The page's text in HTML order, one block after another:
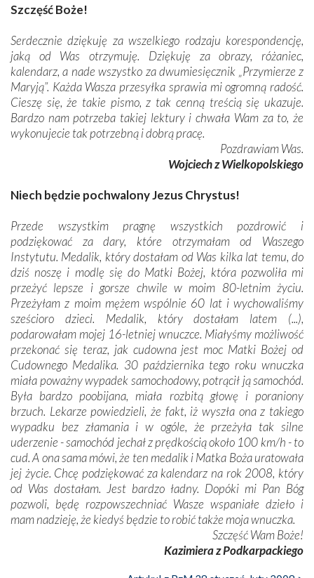
Szczęść Boże!
Serdecznie dziękuję za wszelkiego rodzaju korespondencję,
jaką od Was otrzymuję. Dziękuję za obrazy, różaniec,
kalendarz, a nade wszystko za dwumiesięcznik „Przymierze z
Maryją”. Każda Wasza przesyłka sprawia mi ogromną radość.
Cieszę się, że takie pismo, z tak cenną treścią się ukazuje.
Bardzo nam potrzeba takiej lektury i chwała Wam za to, że
wykonujecie tak potrzebną i dobrą pracę.
Pozdrawiam Was.
Wojciech z Wielkopolskiego
Niech będzie pochwalony Jezus Chrystus!
Przede wszystkim pragnę wszystkich pozdrowić i
podziękować za dary, które otrzymałam od Waszego
Instytutu. Medalik, który dostałam od Was kilka lat temu, do
dziś noszę i modlę się do Matki Bożej, która pozwoliła mi
przeżyć lepsze i gorsze chwile w moim 80-letnim życiu.
Przeżyłam z moim mężem wspólnie 60 lat i wychowaliśmy
sześcioro dzieci. Medalik, który dostałam latem (...),
podarowałam mojej 16-letniej wnuczce. Miałyśmy możliwość
przekonać się teraz, jak cudowna jest moc Matki Bożej od
Cudownego Medalika. 30 października tego roku wnuczka
miała poważny wypadek samochodowy, potrącił ją samochód.
Była bardzo poobijana, miała rozbitą głowę i poraniony
brzuch. Lekarze powiedzieli, że fakt, iż wyszła ona z takiego
wypadku bez złamania i w ogóle, że przeżyła tak silne
uderzenie - samochód jechał z prędkością około 100 km/h - to
cud. A ona sama mówi, że ten medalik i Matka Boża uratowała
jej życie. Chcę podziękować za kalendarz na rok 2008, który
od Was dostałam. Jest bardzo ładny. Dopóki mi Pan Bóg
pozwoli, będę rozpowszechniać Wasze wspaniałe dzieło i
mam nadzieję, że kiedyś będzie to robić także moja wnuczka.
Szczęść Wam Boże!
Kazimiera z Podkarpackiego